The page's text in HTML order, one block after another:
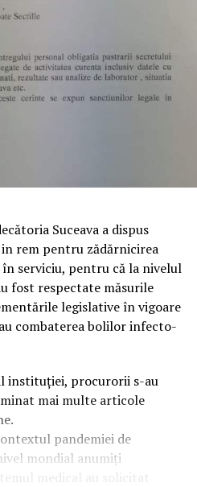
Suceava a dispus
rem pentru zădărnicirea
serviciu, pentru că la nivelul
fost respectate măsurile
legislative în vigoare
combaterea bolilor infecto-
instituţiei, procurorii s-au
mai multe articole
pandemiei de
mondial anumiţi